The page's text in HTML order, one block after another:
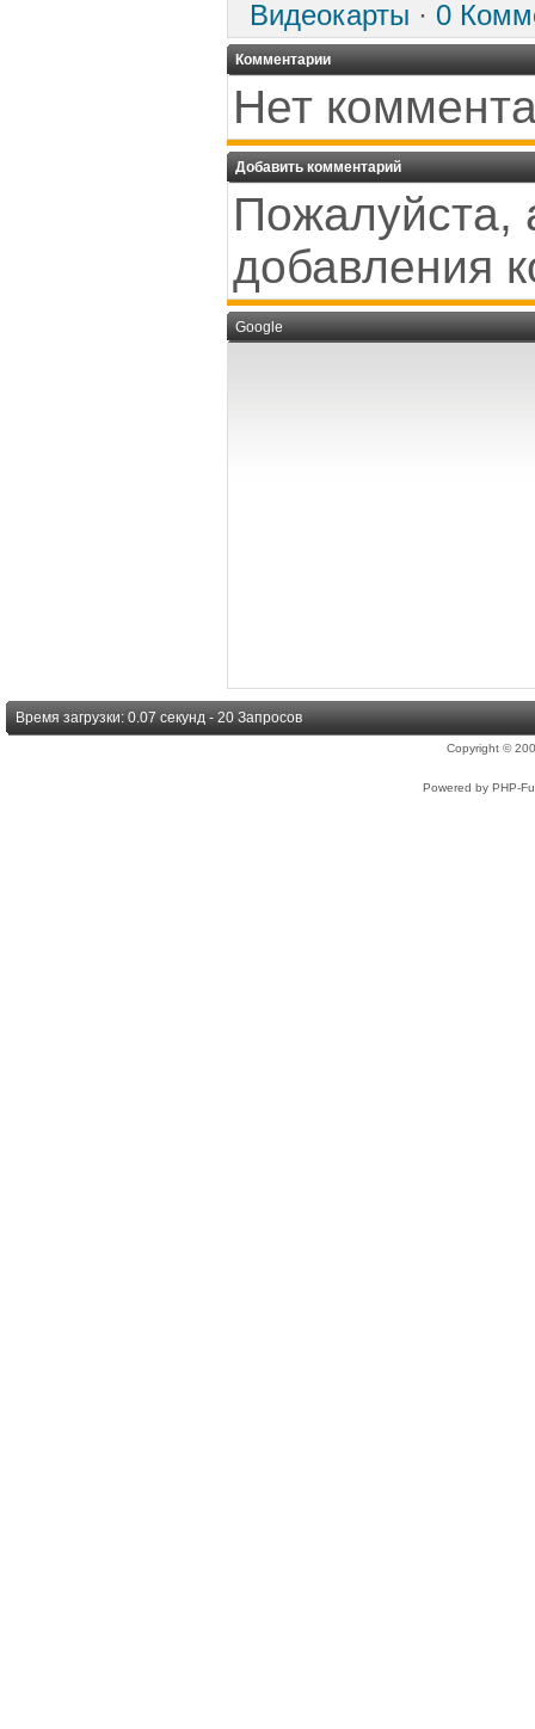
Видеокарты · 0
Комментарии
Нет
Добавить комментарий
Пожалуйста,
добавления
Google
Время загрузки: 0.07 секунд - 20 Запросов
Copyright ©
Powered by PHP-